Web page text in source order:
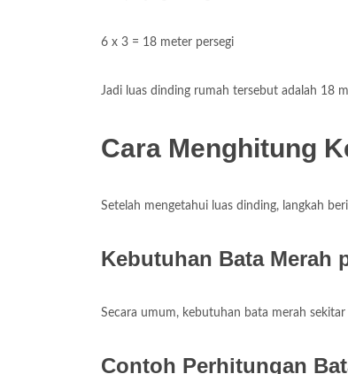
6 x 3 = 18 meter persegi
Jadi luas dinding rumah tersebut adalah 18
Cara Menghitung
Setelah mengetahui luas dinding, langkah
Kebutuhan Bata Merah
Secara umum, kebutuhan bata merah
Contoh Perhitungan